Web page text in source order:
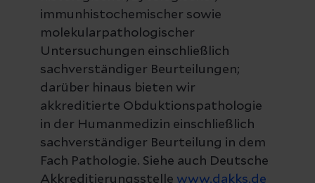
immunhistochemischer sowie
molekularpathologischer
Untersuchungen einschließlich
sachverständiger Beurteilungen;
darüber hinaus bieten wir
akkreditierte Obduktionspathologie
in der Humanmedizin einschließlich
sachverständiger Beurteilung in dem
Fach Pathologie. Siehe auch Deutsche
Akkreditierungsstelle www.dakks.de